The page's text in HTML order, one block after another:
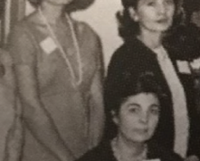
İçeriğe
geç